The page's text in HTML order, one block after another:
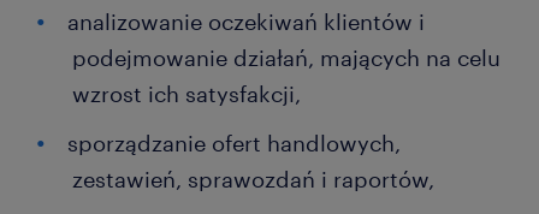
analizowanie oczekiwań klientów i
podejmowanie działań, mających na celu
wzrost ich satysfakcji,
sporządzanie ofert handlowych,
zestawień, sprawozdań i raportów,